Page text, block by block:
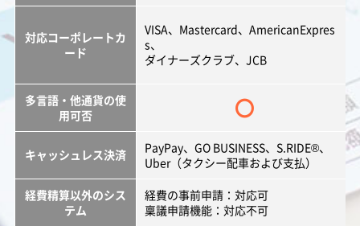
対応コーポレートカ
ード
VISA、Mastercard、AmericanExpres
s、
ダイナーズクラブ、JCB
多言語・他通貨の使
用可否
〇
キャッシュレス決済
PayPay、GO BUSINESS、S.RIDE®、
Uber（タクシー配車および支払）
経費精算以外のシス
テム
経費の事前申請：対応可
稟議申請機能：対応不可